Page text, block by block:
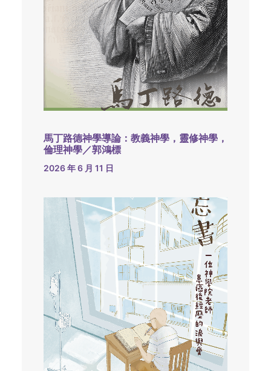
馬丁路德神學導論：教義神學，靈修神學，
倫理神學／郭鴻標
2026 年 6 月 11 日